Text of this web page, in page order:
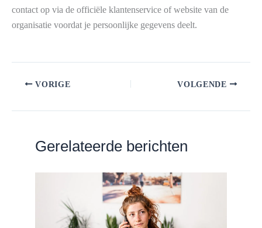
contact op via de officiële klantenservice of website van de
organisatie voordat je persoonlijke gegevens deelt.
VORIGE VOLGENDE
Gerelateerde berichten